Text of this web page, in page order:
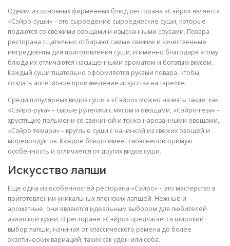
Одним из основных фирменных блюд ресторана «Сэйро» является
«Сэйро-суши» – это сыроедение сыроедческие суши, которые
подаются со свежими овощами и изысканными соусами. Повара
ресторана тщательно отбирают самые свежие и качественные
ингредиенты для приготовления суши, и именно благодаря этому
блюда их отличаются насыщенными ароматом и богатым вкусом.
Каждый суши тщательно оформляется руками повара, чтобы
создать аппетитное произведение искусства на тарелке.
Среди популярных видов суши в «Сэйро» можно назвать такие, как
«Сэйро-рука» – сырые рулетики с мясом и овощами, «Сэйро-гёза» –
хрустящие пельмени со свининой и тонко нарезанными овощами,
«Сэйро-темари» – круглые суши с начинкой из свежих овощей и
морепродуктов. Каждое блюдо имеет свою неповторимую
особенность и отличается от других видов суши.
Искусство лапши
Еще одна из особенностей ресторана «Сэйро» – это мастерство в
приготовлении уникальных японских лапшей. Нежные и
ароматные, они являются идеальным выбором для любителей
азиатской кухни. В ресторане «Сэйро» предлагается широкий
выбор лапши, начиная от классического рамена до более
экзотических вариаций, таких как удон или соба.